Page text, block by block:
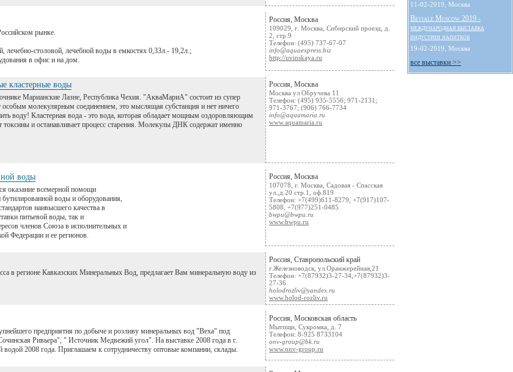
рынке.
лечебно-столовой, лечебной воды в емкостях 0,33л.- 19,2л.;
в офис и на дом.
Россия, Москва
109029, г. Москва, Сибирский проезд, д.
2, стр.9
Телефон: (495) 737-67-07
info@aquaexpress.biz
http://uvinskaya.ru
кластерные воды
Марианские Лазне, Республика Чехия. "АкваМариА" состоит из супер
особым молекулярным соединением, это мыслящая субстанция и нет ничего
воду! Кластерная вода - это вода, которая обладает мощным оздоровляющим
и останавливает процесс старения. Молекулы ДНК содержат именно
Россия, Москва
Москва ул Обручева 11
Телефон: (495) 935-5556; 971-2131;
971-3767; (906) 766-7734
info@aquamaria.ru
www.aquamaria.ru
воды
оказание всемерной помощи
воды и оборудования,
наивысшего качества в
питьевой воды, так и
членов Союза в исполнительных и
Федерации и ее регионов.
Россия, Москва
107078, г. Москва, Садовая - Спасская
ул.,д.20 стр.1, оф.819
Телефон: +7(499)611-8279, +7(917)107-
5808, +7(977)251-0485
bwpu@bwpu.ru
www.bwpu.ru
в регионе Кавказских Минеральных Вод, предлагает Вам минеральную воду из
Россия, Ставропольский край
г.Железноводск, ул.Оранжерейная,21
Телефон: +7(87932)3-27-34,+7(87932)3-
27-36
holodrozliv@yandex.ru
www.holod-rozliv.ru
предприятия по добыче и розливу минеральных вод "Веха" под
Ривьера", " Источник Медвежий угол". На выставке 2008 года в г.
2008 года. Приглашаем к сотрудничеству оптовые компании, склады.
Россия, Московская область
Мытищи, Сукромка, д. 7
Телефон: 8-925 8733104
onv-group@bk.ru
www.onv-group.ru
11-02-2019, Москва
Beviale Moscow 2019 -
международная выставка
индустрии напитков
19-02-2019, Москва
все выставки >>